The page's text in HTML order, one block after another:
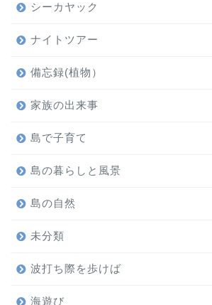
シーカヤック
ナイトツアー
備忘録(植物）
家族の出来事
島で子育て
島の暮らしと風景
島の自然
未分類
波打ち際を歩けば
海遊び